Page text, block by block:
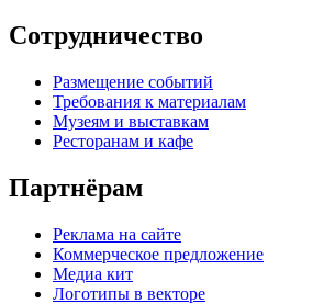
Сотрудничество
Размещение событий
Требования к материалам
Музеям и выставкам
Ресторанам и кафе
Партнёрам
Реклама на сайте
Коммерческое предложение
Медиа кит
Логотипы в векторе